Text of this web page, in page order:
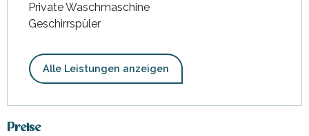
Private Waschmaschine
Geschirrspüler
Alle Leistungen anzeigen
Preise